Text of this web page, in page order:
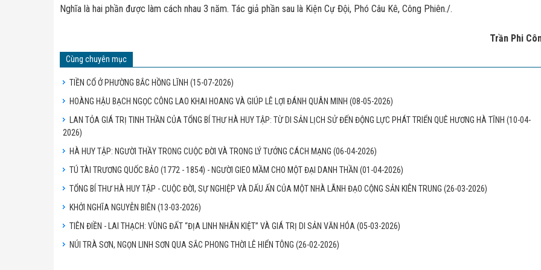
Nghĩa là hai phần được làm cách nhau 3 năm. Tác giả phần sau là Kiện Cự Đội, Phó Câu Kê, Công Phiên./.
Trần Phi
Cùng chuyên mục
TIỀN CỔ Ở PHƯỜNG BẮC HỒNG LĨNH (15-07-2026)
HOÀNG HẬU BẠCH NGỌC CÔNG LAO KHAI HOANG VÀ GIÚP LÊ LỢI ĐÁNH QUÂN MINH (08-05-2026)
LAN TỎA GIÁ TRỊ TINH THẦN CỦA TỔNG BÍ THƯ HÀ HUY TẬP: TỪ DI SẢN LỊCH SỬ ĐẾN ĐỘNG LỰC PHÁT TRIỂN QUÊ HƯƠNG HÀ TĨNH (10-04-
2026)
HÀ HUY TẬP: NGƯỜI THẦY TRONG CUỘC ĐỜI VÀ TRONG LÝ TƯỞNG CÁCH MẠNG (06-04-2026)
TÚ TÀI TRƯƠNG QUỐC BẢO (1772 - 1854) - NGƯỜI GIEO MẦM CHO MỘT ĐẠI DANH THẦN (01-04-2026)
TỔNG BÍ THƯ HÀ HUY TẬP - CUỘC ĐỜI, SỰ NGHIỆP VÀ DẤU ẤN CỦA MỘT NHÀ LÃNH ĐẠO CỘNG SẢN KIÊN TRUNG (26-03-2026)
KHỞI NGHĨA NGUYỄN BIÊN (13-03-2026)
TIÊN ĐIỀN - LAI THẠCH: VÙNG ĐẤT “ĐỊA LINH NHÂN KIỆT” VÀ GIÁ TRỊ DI SẢN VĂN HÓA (05-03-2026)
NÚI TRÀ SƠN, NGỌN LINH SƠN QUA SẮC PHONG THỜI LÊ HIỂN TÔNG (26-02-2026)